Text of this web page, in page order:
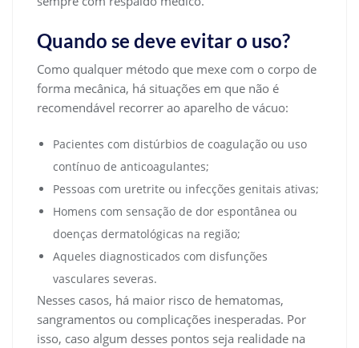
Quando se deve evitar o uso?
Como qualquer método que mexe com o corpo de
forma mecânica, há situações em que não é
recomendável recorrer ao aparelho de vácuo:
Pacientes com distúrbios de coagulação ou uso
contínuo de anticoagulantes;
Pessoas com uretrite ou infecções genitais ativas;
Homens com sensação de dor espontânea ou
doenças dermatológicas na região;
Aqueles diagnosticados com disfunções
vasculares severas.
Nesses casos, há maior risco de hematomas,
sangramentos ou complicações inesperadas. Por
isso, caso algum desses pontos seja realidade na